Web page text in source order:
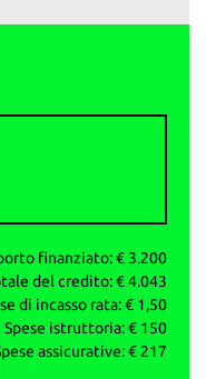
immediato
vigente d.lgs 206/05.
che
finanziato: € 3.200
del credito: €4.043
di incasso rata: € 1,50
Spese istruttoria: € 150
assicurative: € 217